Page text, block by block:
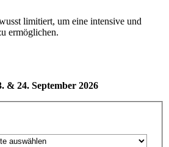
limitiert, um eine intensive und
ermöglichen.
& 24. September 2026